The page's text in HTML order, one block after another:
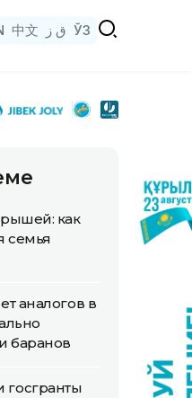
中文 ق ز ЎЗ
как
семья
аналогов в
баранов